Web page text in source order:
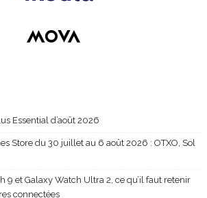
Essential d’août 2026
Store du 30 juillet au 6 août 2026 : OTXO, Sol
9 et Galaxy Watch Ultra 2, ce qu’il faut retenir
connectées